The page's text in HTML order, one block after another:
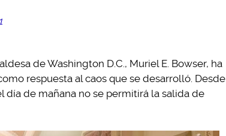
de Washington D.C., Muriel E. Bowser, ha
respuesta al caos que se desarrolló. Desde
día de mañana no se permitirá la salida de